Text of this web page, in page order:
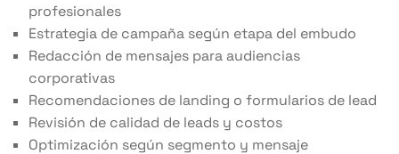
profesionales
Estrategia de campaña según etapa del embudo
Redacción de mensajes para audiencias
corporativas
Recomendaciones de landing o formularios de lead
Revisión de calidad de leads y costos
Optimización según segmento y mensaje